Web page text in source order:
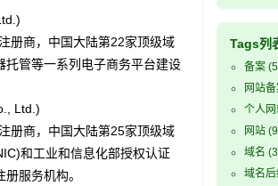
商，中国大陆第22家顶级域
托管等一系列电子商务平台建设
Ltd.)
商，中国大陆第25家顶级域
和工业和信息化部授权认证
服务机构。
Tags列
备案
网站
个人
网站
域名
域名